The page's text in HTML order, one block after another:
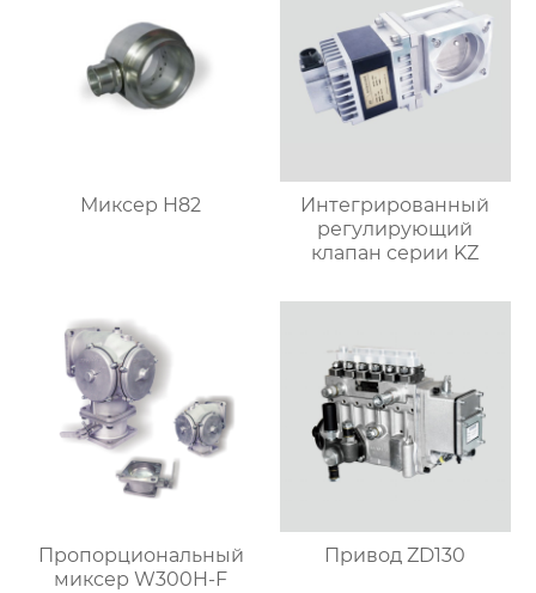
Миксер H82
Интегрированный
регулирующий
клапан серии KZ
Пропорциональный
миксер W300H-F
Привод ZD130